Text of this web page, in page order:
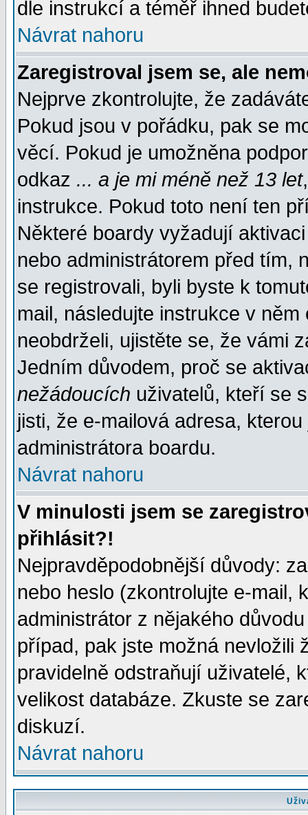
dle instrukcí a téměř ihned
Návrat nahoru
Zaregistroval jsem se, ale
Nejprve zkontrolujte, že
Pokud jsou v pořádku, pak se
věcí. Pokud je umožněna
odkaz ... a je mi méně než 13 let
instrukce. Pokud toto není ten
Některé boardy vyžadují
nebo administrátorem před tím,
se registrovali, byli byste k
mail, následujte instrukce v
neobdrželi, ujistěte se, že vámi
Jedním důvodem, proč se
nežádoucích uživatelů, kteří se
jisti, že e-mailová adresa,
administrátora boardu.
Návrat nahoru
V minulosti jsem se
přihlásit?!
Nejpravděpodobnější důvody:
nebo heslo (zkontrolujte e-mail,
administrátor z nějakého
případ, pak jste možná nevložili
pravidelně odstraňují uživatelé,
velikost databáze. Zkuste se
diskuzí.
Návrat nahoru